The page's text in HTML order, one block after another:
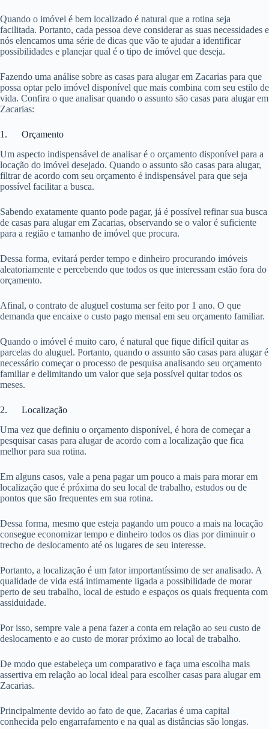
Quando o imóvel é bem localizado é natural que a rotina seja
facilitada. Portanto, cada pessoa deve considerar as suas necessidades e
nós elencamos uma série de dicas que vão te ajudar a identificar
possibilidades e planejar qual é o tipo de imóvel que deseja.
Fazendo uma análise sobre as casas para alugar em Zacarias para que
possa optar pelo imóvel disponível que mais combina com seu estilo de
vida. Confira o que analisar quando o assunto são casas para alugar em
Zacarias:
1. Orçamento
Um aspecto indispensável de analisar é o orçamento disponível para a
locação do imóvel desejado. Quando o assunto são casas para alugar,
filtrar de acordo com seu orçamento é indispensável para que seja
possível facilitar a busca.
Sabendo exatamente quanto pode pagar, já é possível refinar sua busca
de casas para alugar em Zacarias, observando se o valor é suficiente
para a região e tamanho de imóvel que procura.
Dessa forma, evitará perder tempo e dinheiro procurando imóveis
aleatoriamente e percebendo que todos os que interessam estão fora do
orçamento.
Afinal, o contrato de aluguel costuma ser feito por 1 ano. O que
demanda que encaixe o custo pago mensal em seu orçamento familiar.
Quando o imóvel é muito caro, é natural que fique difícil quitar as
parcelas do aluguel. Portanto, quando o assunto são casas para alugar é
necessário começar o processo de pesquisa analisando seu orçamento
familiar e delimitando um valor que seja possível quitar todos os
meses.
2. Localização
Uma vez que definiu o orçamento disponível, é hora de começar a
pesquisar casas para alugar de acordo com a localização que fica
melhor para sua rotina.
Em alguns casos, vale a pena pagar um pouco a mais para morar em
localização que é próxima do seu local de trabalho, estudos ou de
pontos que são frequentes em sua rotina.
Dessa forma, mesmo que esteja pagando um pouco a mais na locação
consegue economizar tempo e dinheiro todos os dias por diminuir o
trecho de deslocamento até os lugares de seu interesse.
Portanto, a localização é um fator importantíssimo de ser analisado. A
qualidade de vida está intimamente ligada a possibilidade de morar
perto de seu trabalho, local de estudo e espaços os quais frequenta com
assiduidade.
Por isso, sempre vale a pena fazer a conta em relação ao seu custo de
deslocamento e ao custo de morar próximo ao local de trabalho.
De modo que estabeleça um comparativo e faça uma escolha mais
assertiva em relação ao local ideal para escolher casas para alugar em
Zacarias.
Principalmente devido ao fato de que, Zacarias é uma capital
conhecida pelo engarrafamento e na qual as distâncias são longas.